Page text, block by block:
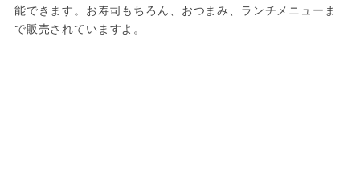
能できます。お寿司もちろん、おつまみ、ランチメニューま
で販売されていますよ。